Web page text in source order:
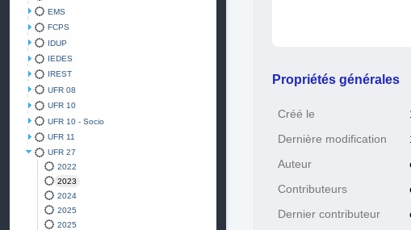
EMS
FCPS
IDUP
IEDES
IREST
UFR 08
UFR 10
UFR 10 - Socio
UFR 11
UFR 27
2022
2023
2024
2025
2025
Propriétés générales
Créé le
Dernière modification
Auteur
Contributeurs
Dernier contributeur